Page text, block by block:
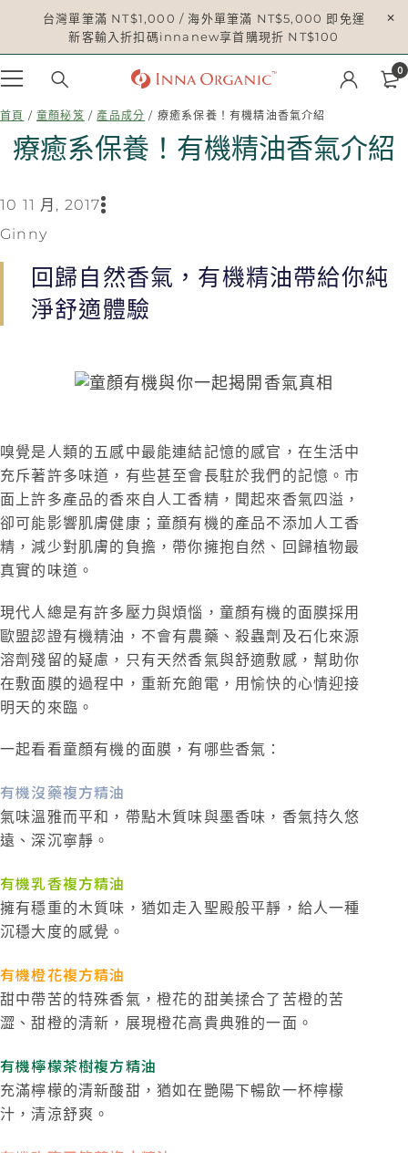
台灣單筆滿 NT$1,000 / 海外單筆滿 NT$5,000 即免運
新客輸入折扣碼innanew享首購現折 NT$100
0
首頁 /童顏秘笈 / 產品成分 / 療癒系保養！有機精油香氣介紹
療癒系保養！有機精油香氣介紹
10 11 月, 2017
Ginny
回歸自然香氣，有機精油帶給你純
淨舒適體驗
嗅覺是人類的五感中最能連結記憶的感官，在生活中
充斥著許多味道，有些甚至會長駐於我們的記憶。市
面上許多產品的香來自人工香精，聞起來香氣四溢，
卻可能影響肌膚健康；童顏有機的產品不添加人工香
精，減少對肌膚的負擔，帶你擁抱自然、回歸植物最
真實的味道。
現代人總是有許多壓力與煩惱，童顏有機的面膜採用
歐盟認證有機精油，不會有農藥、殺蟲劑及石化來源
溶劑殘留的疑慮，只有天然香氣與舒適敷感，幫助你
在敷面膜的過程中，重新充飽電，用愉快的心情迎接
明天的來臨。
一起看看童顏有機的面膜，有哪些香氣：
有機沒藥複方精油
氣味溫雅而平和，帶點木質味與墨香味，香氣持久悠
遠、深沉寧靜。
有機乳香複方精油
擁有穩重的木質味，猶如走入聖殿般平靜，給人一種
沉穩大度的感覺。
有機橙花複方精油
甜中帶苦的特殊香氣，橙花的甜美揉合了苦橙的苦
澀、甜橙的清新，展現橙花高貴典雅的一面。
有機檸檬茶樹複方精油
充滿檸檬的清新酸甜，猶如在艷陽下暢飲一杯檸檬
汁，清涼舒爽。